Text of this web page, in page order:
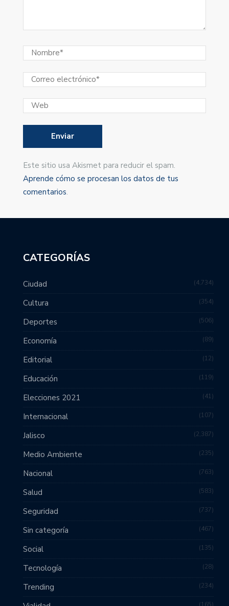
Este sitio usa Akismet para reducir el spam.
Aprende cómo se procesan los datos de tus
comentarios.
CATEGORÍAS
Ciudad 4,734
Cultura 354
Deportes 506
Economía 89
Editorial 12
Educación 119
Elecciones 2021 41
Internacional 107
Jalisco 2,387
Medio Ambiente 235
Nacional 763
Salud 583
Seguridad 737
Sin categoría 467
Social 135
Tecnología 28
Trending 234